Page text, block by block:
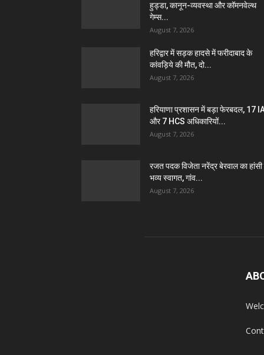
हुड्डा, कानून-व्यवस्था और कॉमनवेल्थ
गेम्स...
August 7, 2026
हरिद्वार में सड़क हादसे में फरीदाबाद के
कांवड़िये की मौत, दो...
August 7, 2026
हरियाणा प्रशासन में बड़ा फेरबदल, 17
और 7 HCS अधिकारियों...
August 7, 2026
रजत पदक विजेता नरेंद्र बेरवाल का हांसी
भव्य स्वागत, गांव...
August 7, 2026